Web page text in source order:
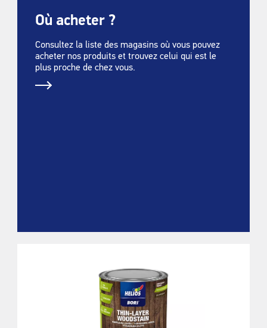
Où acheter ?
Consultez la liste des magasins où vous pouvez
acheter nos produits et trouvez celui qui est le
plus proche de chez vous.